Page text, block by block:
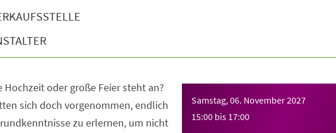
Samstag, 06. November 2027
15:00 bis 17:00
Hochzeit oder große Feier steht an?
sich doch vorgenommen, endlich
zu erlernen, um nicht